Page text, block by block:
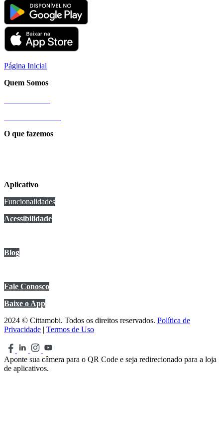
Página Inicial
Quem Somos
O que fazemos
Aplicativo
Funcionalidades
Acessibilidade
Blog
Fale Conosco
Baixe o App
2024 © Cittamobi. Todos os direitos reservados. Política de
Privacidade | Termos de Uso
Aponte sua câmera para o QR Code e seja redirecionado para a loja
de aplicativos.